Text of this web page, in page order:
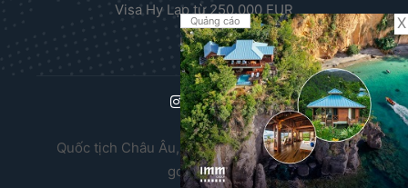
Visa Hy Lạp từ 250.000 EUR
Quốc tịch Châu Âu, Thường trú nhân Châu Âu,
golden visa
Quảng cáo X